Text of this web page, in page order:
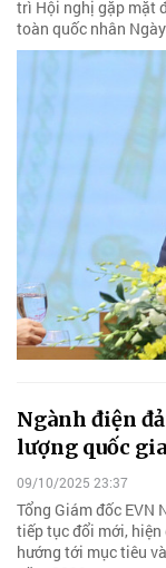
trì Hội nghị gặp mặt
toàn quốc nhân
Ngành điện
lượng quốc gia
09/10/2025 23:37
Tổng Giám đốc EVN
tiếp tục đổi mới,
hướng tới mục tiêu